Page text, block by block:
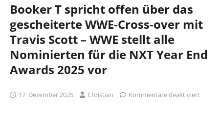
Booker T spricht offen über das
gescheiterte WWE-Cross-over mit
Travis Scott – WWE stellt alle
Nominierten für die NXT Year End
Awards 2025 vor
17. Dezember 2025 Christian Kommentare deaktiviert